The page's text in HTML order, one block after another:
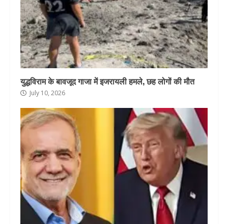
युद्धविराम के बावजूद गाजा में इजरायली हमले, छह लोगों की मौत
July 10, 2026